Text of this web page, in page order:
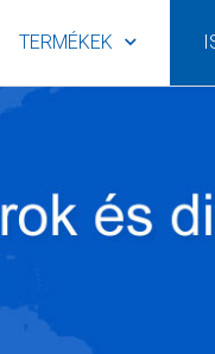
TERMÉKEK